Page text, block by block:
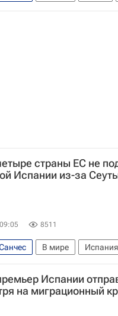
совет по
страны ЕС не
Испании из-за
8511
В мире Испания
мигрантов в Испании
Испании
на миграционный